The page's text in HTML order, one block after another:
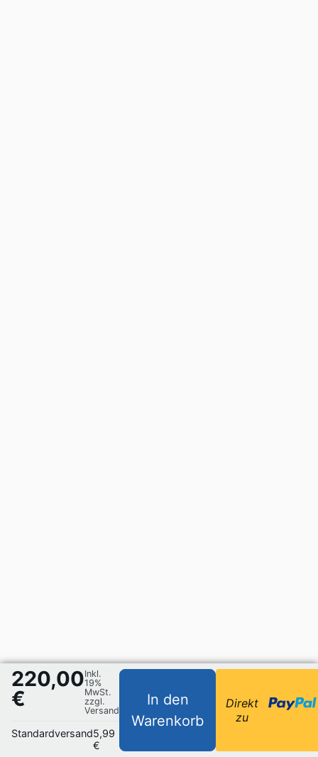
220,00
€
Inkl.
19%
MwSt.
zzgl.
Versand
Standardversand5,99
€
In den
Warenkorb
Direkt
zu